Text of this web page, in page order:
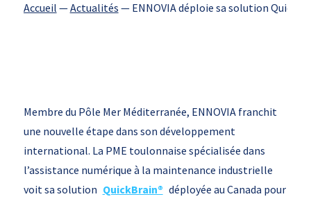
Accueil —Actualités — ENNOVIA déploie sa solution
Membre du Pôle Mer Méditerranée, ENNOVIA franchit
une nouvelle étape dans son développement
international. La PME toulonnaise spécialisée dans
l’assistance numérique à la maintenance industrielle
voit sa solution QuickBrain® déployée au Canada pour